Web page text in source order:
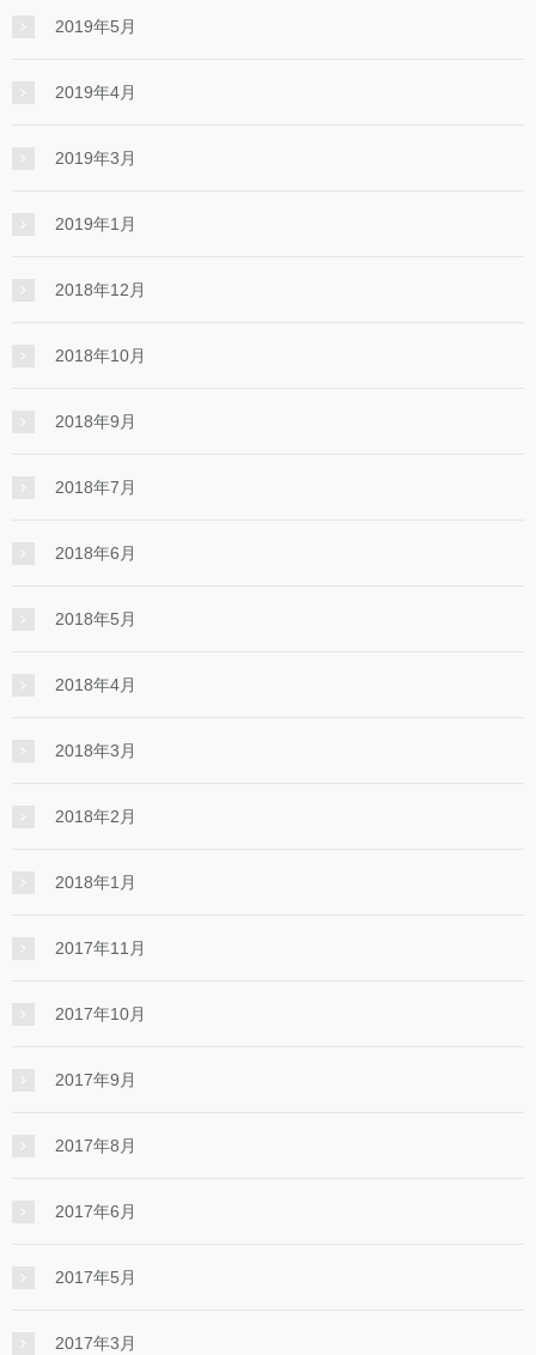
2019年5月
2019年4月
2019年3月
2019年1月
2018年12月
2018年10月
2018年9月
2018年7月
2018年6月
2018年5月
2018年4月
2018年3月
2018年2月
2018年1月
2017年11月
2017年10月
2017年9月
2017年8月
2017年6月
2017年5月
2017年3月